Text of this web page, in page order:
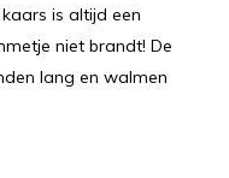
is altijd een
niet brandt! De
lang en walmen